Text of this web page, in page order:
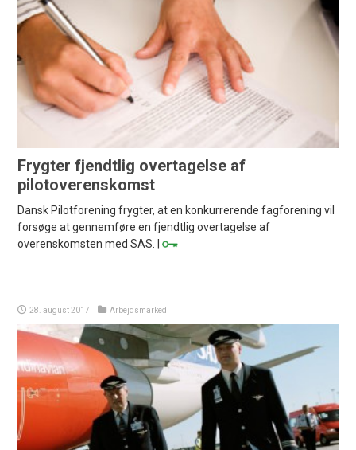
Frygter fjendtlig overtagelse af
pilotoverenskomst
Dansk Pilotforening frygter, at en konkurrerende fagforening vil
forsøge at gennemføre en fjendtlig overtagelse af
overenskomsten med SAS. |
28. august 2017 Arbejdsmarked